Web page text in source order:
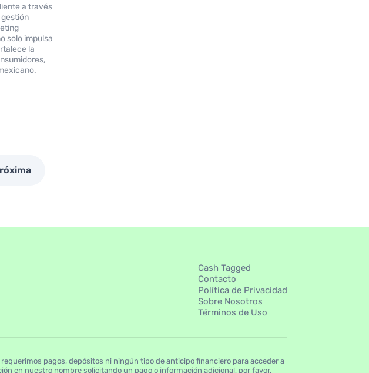
a través
solo impulsa
la
Cash Tagged
Contacto
Política de Privacidad
Sobre Nosotros
Términos de Uso
pagos, depósitos ni ningún tipo de anticipo financiero para acceder a
en nuestro nombre solicitando un pago o información adicional, por favor,